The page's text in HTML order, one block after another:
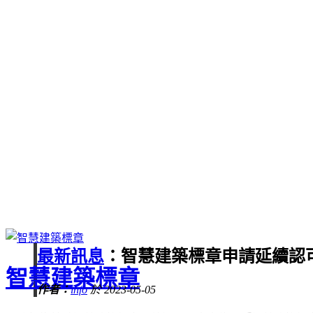
智慧建築標章
最新訊息 ：智慧建築標章申請延續認
作者：info於 2023-05-05